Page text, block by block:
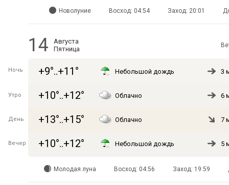
Новолуние Восход: 04:54 Заход: 20:01
14
Августа
Пятница
Ночь +9°..+11° Небольшой дождь 3
Утро +10°..+12° Облачно 6
День +13°..+15° Облачно 7
Вечер +10°..+12° Небольшой дождь 5
Молодая луна Восход: 04:56 Заход: 19:59